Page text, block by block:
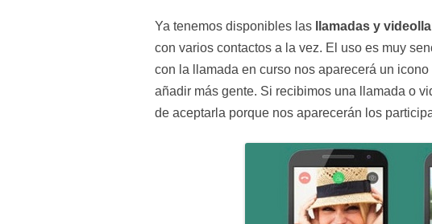
Ya tenemos disponibles las llamadas y
con varios contactos a la vez. El uso es muy
con la llamada en curso nos aparecerá un
añadir más gente. Si recibimos una llamada o
de aceptarla porque nos aparecerán los